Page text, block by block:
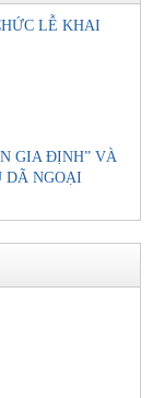
LỄ KHAI
GIA ĐỊNH” VÀ
DÃ NGOẠI